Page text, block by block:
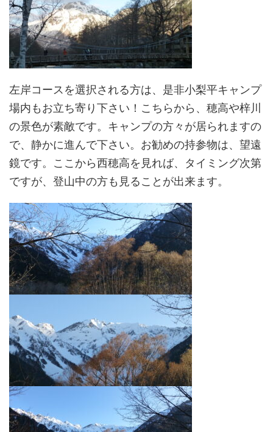
左岸コースを選択される方は、是非小梨平キャンプ
場内もお立ち寄り下さい！こちらから、穂高や梓川
の景色が素敵です。キャンプの方々が居られますの
で、静かに進んで下さい。お勧めの持参物は、望遠
鏡です。ここから西穂高を見れば、タイミング次第
ですが、登山中の方も見ることが出来ます。